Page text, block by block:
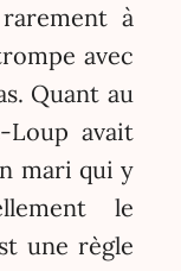
à
avec
Quant au
Loup avait
mari qui y
le
une règle